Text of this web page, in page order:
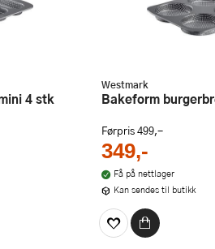
4 stk
Westmark
Bakeform
Førpris499,-
349,-
Få på nettlager
Kan sendes til butikk